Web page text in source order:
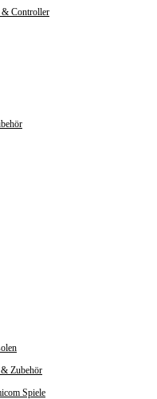
Controller
Zubehör
Spiele